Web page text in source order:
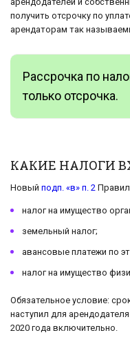
получить отсрочку по
арендаторам так
Рассрочка по
только отсрочка.
КАКИЕ НАЛОГИ
Новый подп. «в» п. 2 Правил
налог на имущество
земельный налог;
авансовые платежи по
налог на имущество
Обязательное условие:
наступил для
2020 года включительно.